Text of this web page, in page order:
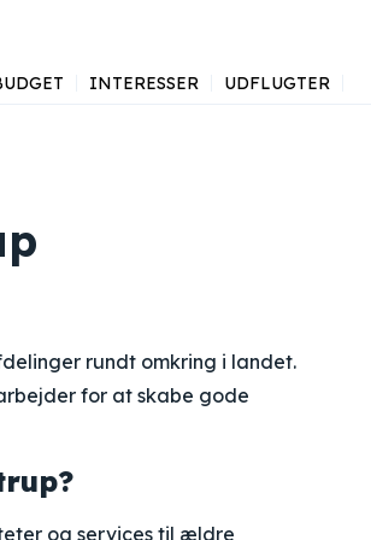
INTERESSER UDFLUGTER
rundt omkring i landet.
for at skabe gode
og services til ældre